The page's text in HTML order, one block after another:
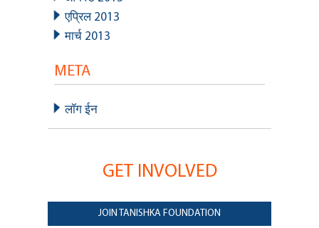
एप्रिल 2013
मार्च 2013
META
लॉग ईन
GET INVOLVED
JOIN TANISHKA FOUNDATION